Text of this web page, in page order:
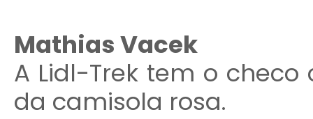
Mathias Vacek
A Lidl-Trek tem o
da camisola rosa.